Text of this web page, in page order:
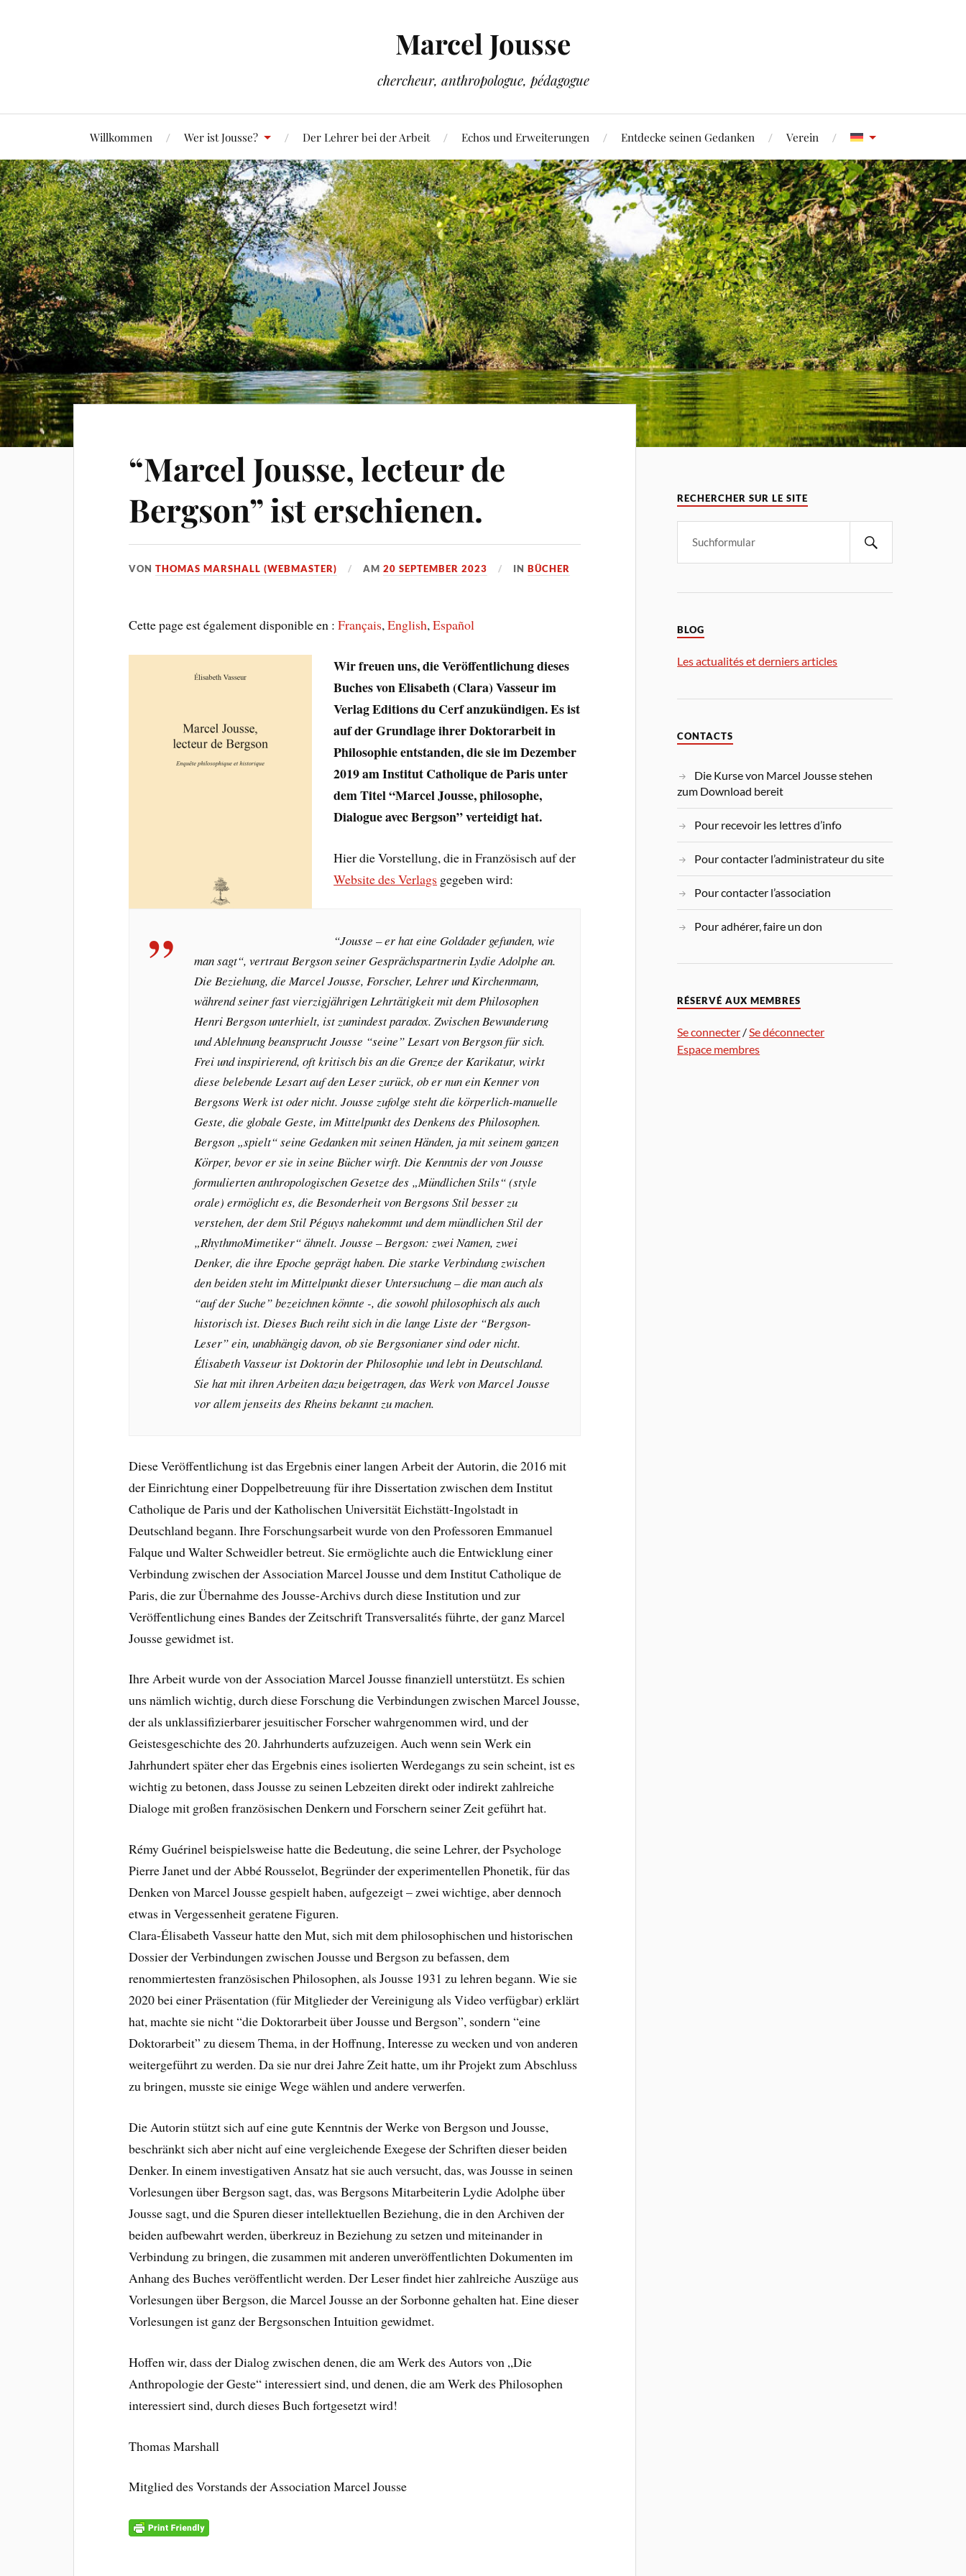
Marcel Jousse
chercheur, anthropologue, pédagogue
Willkommen Wer ist Jousse? Der Lehrer bei der Arbeit Echos und Erweiterungen Entdecke seinen Gedanken Verein
“Marcel Jousse, lecteur de
Bergson” ist erschienen.
VONTHOMAS MARSHALL (WEBMASTER) AM20 SEPTEMBER 2023 INBÜCHER
Cette page est également disponible en :Français English Español
Wir freuen uns, die Veröffentlichung dieses
Buches von Elisabeth (Clara) Vasseur im
Verlag Editions du Cerf anzukündigen. Es ist
auf der Grundlage ihrer Doktorarbeit in
Philosophie entstanden, die sie im Dezember
2019 am Institut Catholique de Paris unter
dem Titel “Marcel Jousse, philosophe,
Dialogue avec Bergson” verteidigt hat.
Hier die Vorstellung, die in Französisch auf der
Website des Verlags gegeben wird:
“Jousse – er hat eine Goldader gefunden, wie
man sagt“, vertraut Bergson seiner Gesprächspartnerin Lydie Adolphe an.
Die Beziehung, die Marcel Jousse, Forscher, Lehrer und Kirchenmann,
während seiner fast vierzigjährigen Lehrtätigkeit mit dem Philosophen
Henri Bergson unterhielt, ist zumindest paradox. Zwischen Bewunderung
und Ablehnung beansprucht Jousse “seine” Lesart von Bergson für sich.
Frei und inspirierend, oft kritisch bis an die Grenze der Karikatur, wirkt
diese belebende Lesart auf den Leser zurück, ob er nun ein Kenner von
Bergsons Werk ist oder nicht. Jousse zufolge steht die körperlich-manuelle
Geste, die globale Geste, im Mittelpunkt des Denkens des Philosophen.
Bergson „spielt“ seine Gedanken mit seinen Händen, ja mit seinem ganzen
Körper, bevor er sie in seine Bücher wirft. Die Kenntnis der von Jousse
formulierten anthropologischen Gesetze des „Mündlichen Stils“ (style
orale) ermöglicht es, die Besonderheit von Bergsons Stil besser zu
verstehen, der dem Stil Péguys nahekommt und dem mündlichen Stil der
„RhythmoMimetiker“ ähnelt. Jousse – Bergson: zwei Namen, zwei
Denker, die ihre Epoche geprägt haben. Die starke Verbindung zwischen
den beiden steht im Mittelpunkt dieser Untersuchung – die man auch als
“auf der Suche” bezeichnen könnte -, die sowohl philosophisch als auch
historisch ist. Dieses Buch reiht sich in die lange Liste der “Bergson-
Leser” ein, unabhängig davon, ob sie Bergsonianer sind oder nicht.
Élisabeth Vasseur ist Doktorin der Philosophie und lebt in Deutschland.
Sie hat mit ihren Arbeiten dazu beigetragen, das Werk von Marcel Jousse
vor allem jenseits des Rheins bekannt zu machen.
Diese Veröffentlichung ist das Ergebnis einer langen Arbeit der Autorin, die 2016 mit
der Einrichtung einer Doppelbetreuung für ihre Dissertation zwischen dem Institut
Catholique de Paris und der Katholischen Universität Eichstätt-Ingolstadt in
Deutschland begann. Ihre Forschungsarbeit wurde von den Professoren Emmanuel
Falque und Walter Schweidler betreut. Sie ermöglichte auch die Entwicklung einer
Verbindung zwischen der Association Marcel Jousse und dem Institut Catholique de
Paris, die zur Übernahme des Jousse-Archivs durch diese Institution und zur
Veröffentlichung eines Bandes der Zeitschrift Transversalités führte, der ganz Marcel
Jousse gewidmet ist.
Ihre Arbeit wurde von der Association Marcel Jousse finanziell unterstützt. Es schien
uns nämlich wichtig, durch diese Forschung die Verbindungen zwischen Marcel Jousse,
der als unklassifizierbarer jesuitischer Forscher wahrgenommen wird, und der
Geistesgeschichte des 20. Jahrhunderts aufzuzeigen. Auch wenn sein Werk ein
Jahrhundert später eher das Ergebnis eines isolierten Werdegangs zu sein scheint, ist es
wichtig zu betonen, dass Jousse zu seinen Lebzeiten direkt oder indirekt zahlreiche
Dialoge mit großen französischen Denkern und Forschern seiner Zeit geführt hat.
Rémy Guérinel beispielsweise hatte die Bedeutung, die seine Lehrer, der Psychologe
Pierre Janet und der Abbé Rousselot, Begründer der experimentellen Phonetik, für das
Denken von Marcel Jousse gespielt haben, aufgezeigt – zwei wichtige, aber dennoch
etwas in Vergessenheit geratene Figuren.
Clara-Élisabeth Vasseur hatte den Mut, sich mit dem philosophischen und historischen
Dossier der Verbindungen zwischen Jousse und Bergson zu befassen, dem
renommiertesten französischen Philosophen, als Jousse 1931 zu lehren begann. Wie sie
2020 bei einer Präsentation (für Mitglieder der Vereinigung als Video verfügbar) erklärt
hat, machte sie nicht “die Doktorarbeit über Jousse und Bergson”, sondern “eine
Doktorarbeit” zu diesem Thema, in der Hoffnung, Interesse zu wecken und von anderen
weitergeführt zu werden. Da sie nur drei Jahre Zeit hatte, um ihr Projekt zum Abschluss
zu bringen, musste sie einige Wege wählen und andere verwerfen.
Die Autorin stützt sich auf eine gute Kenntnis der Werke von Bergson und Jousse,
beschränkt sich aber nicht auf eine vergleichende Exegese der Schriften dieser beiden
Denker. In einem investigativen Ansatz hat sie auch versucht, das, was Jousse in seinen
Vorlesungen über Bergson sagt, das, was Bergsons Mitarbeiterin Lydie Adolphe über
Jousse sagt, und die Spuren dieser intellektuellen Beziehung, die in den Archiven der
beiden aufbewahrt werden, überkreuz in Beziehung zu setzen und miteinander in
Verbindung zu bringen, die zusammen mit anderen unveröffentlichten Dokumenten im
Anhang des Buches veröffentlicht werden. Der Leser findet hier zahlreiche Auszüge aus
Vorlesungen über Bergson, die Marcel Jousse an der Sorbonne gehalten hat. Eine dieser
Vorlesungen ist ganz der Bergsonschen Intuition gewidmet.
Hoffen wir, dass der Dialog zwischen denen, die am Werk des Autors von „Die
Anthropologie der Geste“ interessiert sind, und denen, die am Werk des Philosophen
interessiert sind, durch dieses Buch fortgesetzt wird!
Thomas Marshall
Mitglied des Vorstands der Association Marcel Jousse
RECHERCHER SUR LE SITE
BLOG
Les actualités et derniers articles
CONTACTS
Die Kurse von Marcel Jousse stehen
zum Download bereit
Pour recevoir les lettres d’info
Pour contacter l’administrateur du site
Pour contacter l’association
Pour adhérer, faire un don
RÉSERVÉ AUX MEMBRES
Se connecter /Se déconnecter
Espace membres